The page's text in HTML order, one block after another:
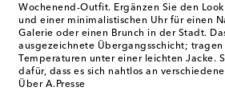
Wochenend-Outfit. Ergänzen Sie den
und einer minimalistischen Uhr für einen
Galerie oder einen Brunch in der Stadt.
ausgezeichnete Übergangsschicht; tragen
Temperaturen unter einer leichten Jacke.
dafür, dass es sich nahtlos an
Über A.Presse